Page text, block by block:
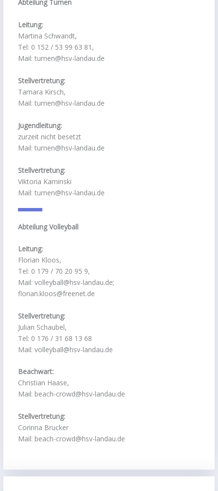
Abteilung Turnen
Leitung:
Martina Schwandt,
Tel: 0 152 / 53 99 63 81,
Mail: turnen@hsv-landau.de
Stellvertretung:
Tamara Kirsch,
Mail: turnen@hsv-landau.de
Jugendleitung:
zurzeit nicht besetzt
Mail: turnen@hsv-landau.de
Stellvertretung:
Viktoria Kaminski
Mail: turnen@hsv-landau.de
Abteilung Volleyball
Leitung:
Florian Kloos,
Tel: 0 179 / 70 20 95 9,
Mail: volleyball@hsv-landau.de;
florian.kloos@freenet.de
Stellvertretung:
Julian Schaubel,
Tel: 0 176 / 31 68 13 68
Mail: volleyball@hsv-landau.de
Beachwart:
Christian Haase,
Mail: beach-crowd@hsv-landau.de
Stellvertretung:
Corinna Brucker
Mail: beach-crowd@hsv-landau.de